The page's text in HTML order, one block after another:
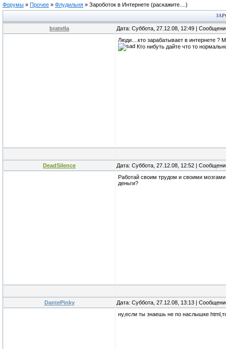
Форумы » Прочее » Флудильня » Зароботок в Интернете (раскажите....)
bratella
Дата: Суббота, 27.12.08, 12:49 |
Люди....кто зарабатывает в интернете ?
Кто нибуть дайте что то
DeadSilence
Дата: Суббота, 27.12.08, 12:52 |
Работай своим трудом и своими
деньги?
DantePinky
Дата: Суббота, 27.12.08, 13:13 |
ну,если ты знаешь не по наслышке